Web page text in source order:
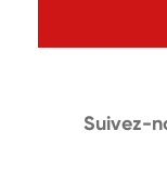
Suivez-